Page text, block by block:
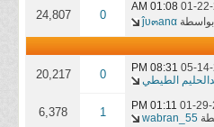
01-
01:08 AM
بواسطة ĵυ๓аnα
0
24,807
05-
08:31 PM
الطيطي 0
20,217
01-
01:11 PM
wabran_55
1
6,378